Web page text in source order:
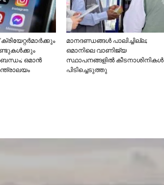
ഒമാൻ
മാനദണ്ഡങ്ങൾ പാലിച്ചില്ല;
ഒമാനിലെ വാണിജ്യ
സ്ഥാപനങ്ങളിൽ കീടനാശിനികൾ
പിടിച്ചെടുത്തു